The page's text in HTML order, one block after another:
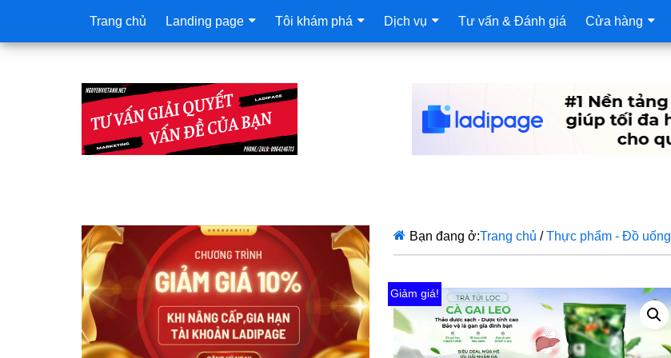
Trang chủ Landing page Tôi khám phá Dịch vụ Tư vấn & Đánh giá Cửa hàng
Bạn đang ở:Trang chủ / Thực phẩm - Đồ uống
Giảm giá!
Sidebar
chính